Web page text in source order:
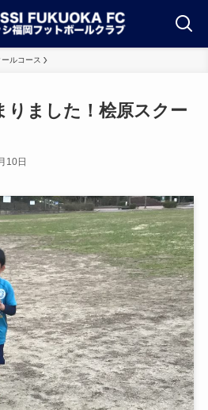
ールコース
りました！桧原スクー
10日